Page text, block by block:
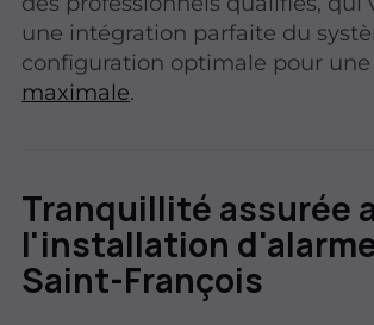
une intégration parfaite du
configuration optimale pour
maximale.
Tranquillité assurée
l'installation
Saint-François